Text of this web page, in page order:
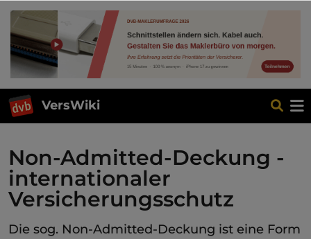
VersWiki
Non-Admitted-Deckung -
internationaler
Versicherungsschutz
Die sog. Non-Admitted-Deckung ist eine Form